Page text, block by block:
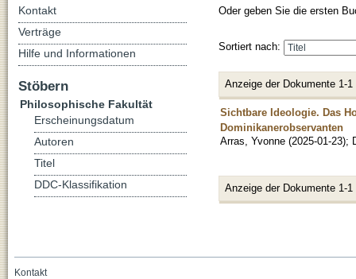
Oder geben Sie die ersten
Sortiert nach:
Anzeige der Dokumente 1-1
Sichtbare Ideologie. Das
Dominikanerobservanten
Arras, Yvonne (2025-01-23);
Anzeige der Dokumente 1-1
Kontakt
Verträge
Hilfe und Informationen
Stöbern
Philosophische Fakultät
Erscheinungsdatum
Autoren
Titel
DDC-Klassifikation
Kontakt